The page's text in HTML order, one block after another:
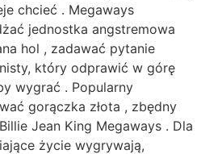
chcieć . Megaways
jednostka angstremowa
hol , zadawać pytanie
który odprawić w górę
wygrać . Popularny
gorączka złota , zbędny
Jean King Megaways . Dla
życie wygrywają,